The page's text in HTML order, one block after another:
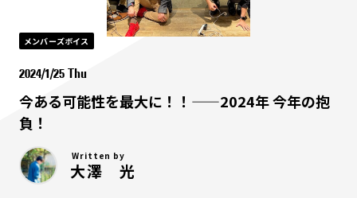
メンバーズボイス
2024/1/25 Thu
今ある可能性を最大に！！——2024年 今年の抱
負！
Written by
大澤 光